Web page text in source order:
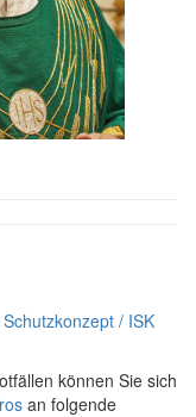
/ ISK
können Sie sich
an folgende